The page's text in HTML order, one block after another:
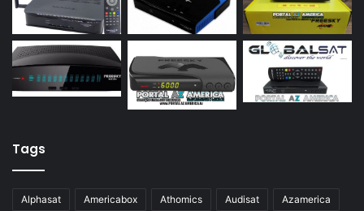
Azamerica S928
Azamerica Silver
Azamerica Silver GX PRO
Azamerica Silver IPTV
Azbox Like
Tags
Alphasat Americabox Athomics Audisat Azamerica